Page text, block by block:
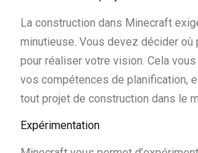
La construction dans Minecraft
minutieuse. Vous devez décider où
pour réaliser votre vision. Cela
vos compétences de planification,
tout projet de construction dans le
Expérimentation